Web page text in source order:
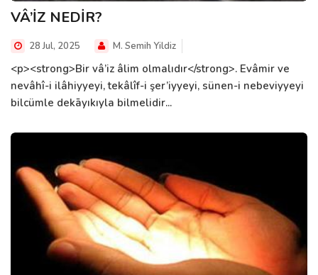
VÂ’İZ NEDİR?
28 Jul, 2025 M. Semih Yildiz
<p><strong>Bir vâ’iz âlim olmalıdır</strong>. Evâmir ve
nevâhî-i ilâhiyyeyi, tekâlîf-i şer’iyyeyi, sünen-i nebeviyyeyi
bilcümle dekāyıkıyla bilmelidir...